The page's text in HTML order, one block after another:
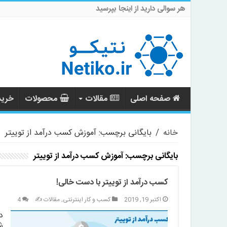
هر سوالی دارید از اینجا بپرسید
صفحه اصلی مقالات محصولات
خانه / بایگانی برچسب: آموزش کسب درآمد از توییتر
بایگانی برچسب:آموزش کسب درآمد از توییتر
کسب درآمد از توییتر با دست خالی!
اکتبر 19, 2019 کسب و کار اینترنتی,مقالات ✍️ 4